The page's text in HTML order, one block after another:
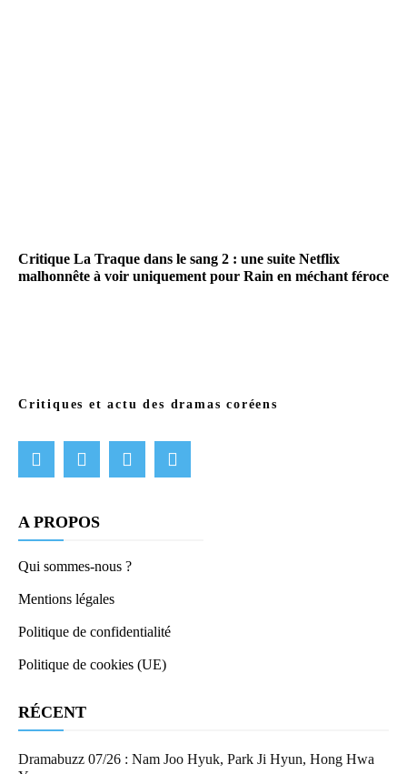
Critique La Traque dans le sang 2 : une suite Netflix
malhonnête à voir uniquement pour Rain en méchant féroce
Critiques et actu des dramas coréens
A PROPOS
Qui sommes-nous ?
Mentions légales
Politique de confidentialité
Politique de cookies (UE)
RÉCENT
Dramabuzz 07/26 : Nam Joo Hyuk, Park Ji Hyun, Hong Hwa